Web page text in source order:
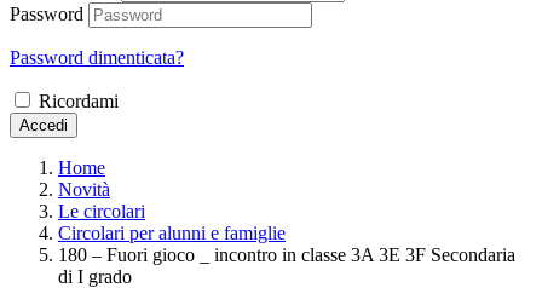
Password
Password dimenticata?
Ricordami
Accedi
Home
Novità
Le circolari
Circolari per alunni e famiglie
180 – Fuori gioco _ incontro in classe 3A 3E 3F Secondaria
di I grado